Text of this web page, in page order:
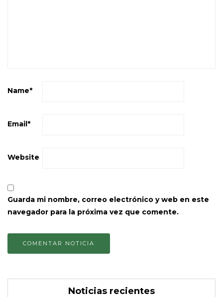
Name*
Email *
Website
Guarda mi nombre, correo electrónico y web en este
navegador para la próxima vez que comente.
Noticias recientes